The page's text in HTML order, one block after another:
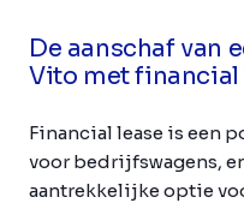
De aanschaf van
Vito met financial
Financial lease is een
voor bedrijfswagens,
aantrekkelijke optie